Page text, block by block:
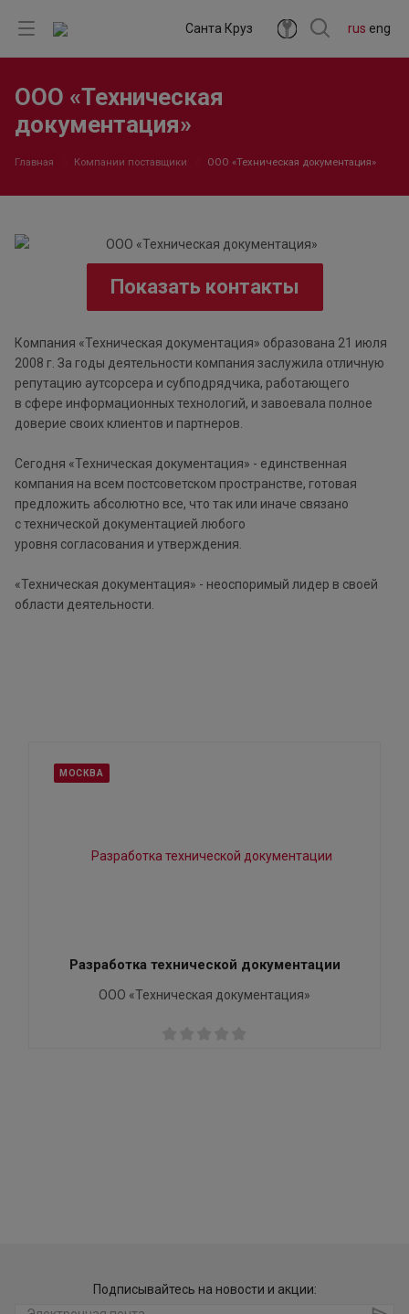
rus eng
Санта Круз
ООО «Техническая
документация»
Главная Компании поставщики ООО «Техническая документация»
Показать контакты
Компания «Техническая документация» образована 21 июля
2008 г. За годы деятельности компания заслужила отличную
репутацию аутсорсера и субподрядчика, работающего
в сфере информационных технологий, и завоевала полное
доверие своих клиентов и партнеров.
Сегодня «Техническая документация» - единственная
компания на всем постсоветском пространстве, готовая
предложить абсолютно все, что так или иначе связано
с технической документацией любого
уровня согласования и утверждения.
«Техническая документация» - неоспоримый лидер в своей
области деятельности.
МОСКВА
Разработка технической документации
ООО «Техническая документация»
Подписывайтесь на новости и акции: